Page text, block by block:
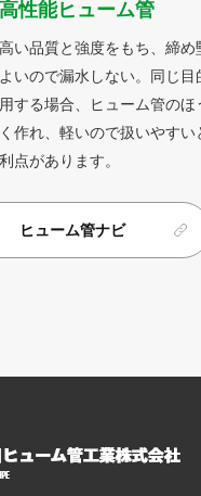
高性能ヒューム管
高い品質と強度をもち、締め
よいので漏水しない。同じ目
用する場合、ヒューム管のほ
く作れ、軽いので扱いやすい
利点があります。
ヒューム管ナビ